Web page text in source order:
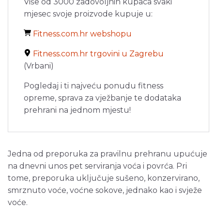
mjesec svoje proizvode kupuje u:
Fitness.com.hr webshopu
Fitness.com.hr trgovini u Zagrebu
(Vrbani)
Pogledaj i ti najveću ponudu fitness
opreme, sprava za vježbanje te dodataka
prehrani na jednom mjestu!
Jedna od preporuka za pravilnu prehranu upućuje
na dnevni unos pet serviranja voća i povrća. Pri
tome, preporuka uključuje sušeno, konzervirano,
smrznuto voće, voćne sokove, jednako kao i svježe
voće.